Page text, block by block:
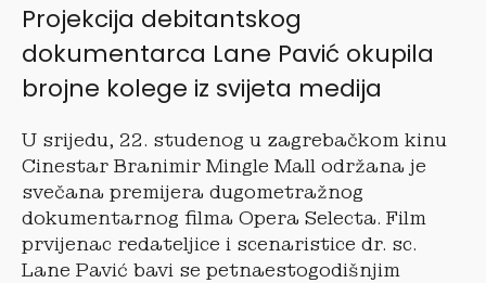
Projekcija debitantskog
dokumentarca Lane Pavić okupila
brojne kolege iz svijeta medija
U srijedu, 22. studenog u zagrebačkom kinu
Cinestar Branimir Mingle Mall održana je
svečana premijera dugometražnog
dokumentarnog filma Opera Selecta. Film
prvijenac redateljice i scenaristice dr. sc.
Lane Pavić bavi se petnaestogodišnjim